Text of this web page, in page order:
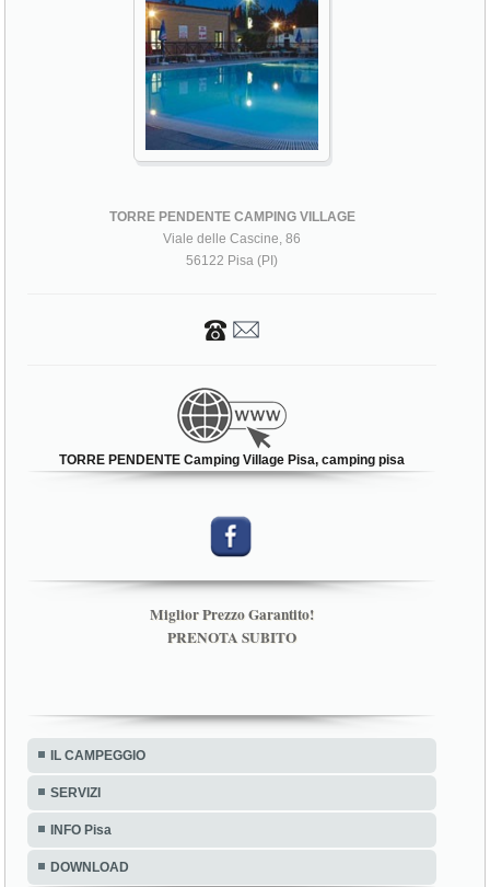
TORRE PENDENTE CAMPING VILLAGE
Viale delle Cascine, 86
56122 Pisa (PI)
TORRE PENDENTE Camping Village Pisa, camping pisa
Miglior Prezzo Garantito!
PRENOTA SUBITO
IL CAMPEGGIO
SERVIZI
INFO Pisa
DOWNLOAD